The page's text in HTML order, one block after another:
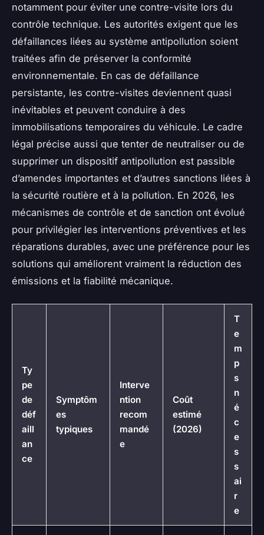
notamment pour éviter une contre-visite lors du
contrôle technique. Les autorités exigent que les
défaillances liées au système antipollution soient
traitées afin de préserver la conformité
environnementale. En cas de défaillance
persistante, les contre-visites deviennent quasi
inévitables et peuvent conduire à des
immobilisations temporaires du véhicule. Le cadre
légal précise aussi que tenter de neutraliser ou de
supprimer un dispositif antipollution est passible
d’amendes importantes et d’autres sanctions liées à
la sécurité routière et à la pollution. En 2026, les
mécanismes de contrôle et de sanction ont évolué
pour privilégier les interventions préventives et les
réparations durables, avec une préférence pour les
solutions qui améliorent vraiment la réduction des
émissions et la fiabilité mécanique.
Ty
pe
de
déf
aill
an
ce
Symptôm
es
typiques
Interve
ntion
recom
mandé
e
Coût
estimé
(2026)
T
e
m
p
s
n
é
c
e
s
s
ai
r
e